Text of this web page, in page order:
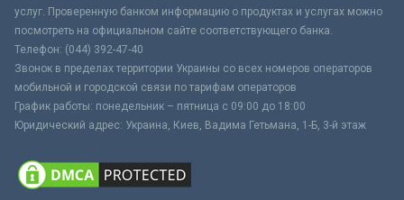
услуг. Проверенную банком информацию о продуктах и услугах можно
посмотреть на официальном сайте соответствующего банка.
Телефон: (044) 392-47-40
Звонок в пределах территории Украины со всех номеров операторов
мобильной и городской связи по тарифам операторов
График работы: понедельник – пятница с 09:00 до 18:00
Юридический адрес: Украина, Киев, Вадима Гетьмана, 1-Б, 3-й этаж